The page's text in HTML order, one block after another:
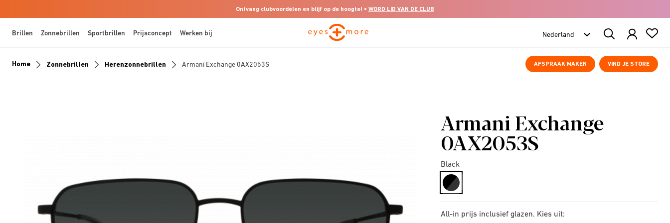
Ontvang clubvoordelen en blijf op de hoogte! • WORD LID VAN DE CLUB
Brillen Zonnebrillen Sportbrillen Prijsconcept Werken bij
Search
Products
AFSPRAAK MAKEN VIND JE STORE
Home Zonnebrillen Herenzonnebrillen Armani Exchange 0AX2053S
Armani Exchange
0AX2053S
Black
selected
All-in prijs inclusief glazen. Kies uit: